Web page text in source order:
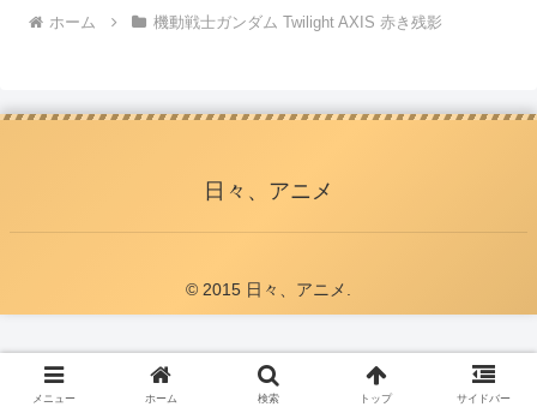
ホーム 機動戦士ガンダム Twilight AXIS 赤き残影
日々、アニメ
© 2015 日々、アニメ.
メニュー ホーム 検索 トップ サイドバー